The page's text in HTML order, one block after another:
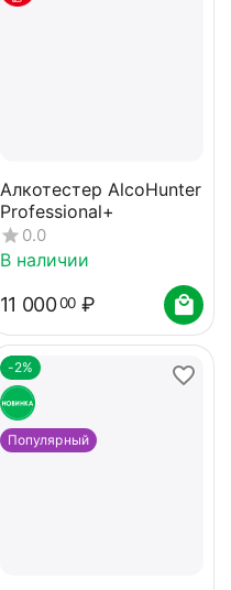
Алкотестер AlcoHunter
Professional+
0.0
В наличии
11 00000 ₽
-2%
Популярный